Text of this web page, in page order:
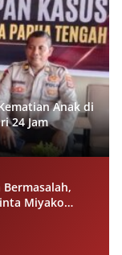
Anak di
24 Jam
Bermasalah,
Miyako